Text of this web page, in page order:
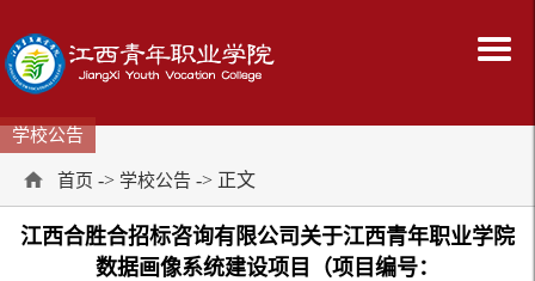
学校公告
首页 -> 学校公告 -> 正文
江西合胜合招标咨询有限公司关于江西青年职业学院
数据画像系统建设项目（项目编号：